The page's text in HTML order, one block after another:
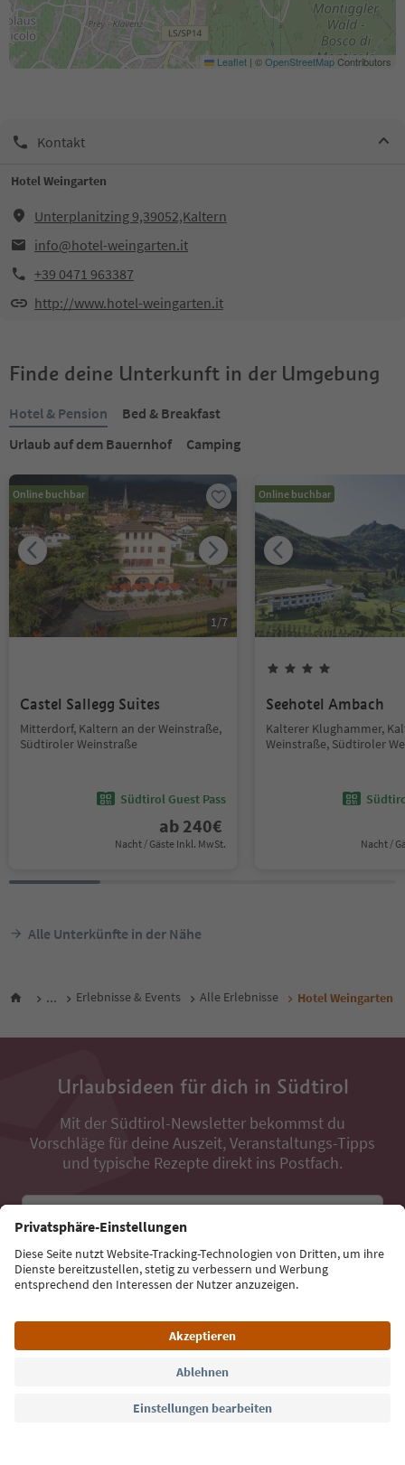
Leaflet | ©OpenStreetMapContributors
Kontakt
Hotel Weingarten
Unterplanitzing 9,39052,Kaltern
info@hotel-weingarten.it
+39 0471 963387
http://www.hotel-weingarten.it
Finde deine Unterkunft in der Umgebung
Hotel & Pension
Bed & Breakfast
Urlaub auf dem Bauernhof
Camping
Online buchbar
1/7
Castel Sallegg Suites
Mitterdorf, Kaltern an der Weinstraße,
Südtiroler Weinstraße
Südtirol Guest Pass
ab 240€
Nacht / Gäste Inkl. MwSt.
Online buchbar
Seehotel Ambach
Kalterer Klughammer,
Weinstraße, Südtiroler
Nacht /
Alle Unterkünfte in der Nähe
... Erlebnisse & Events Alle Erlebnisse Hotel Weingarten
Urlaubsideen für dich in Südtirol
Mit der Südtirol-Newsletter bekommst du
Vorschläge für deine Auszeit, Veranstaltungs-Tipps
und typische Rezepte direkt ins Postfach.
Jetzt anmelden